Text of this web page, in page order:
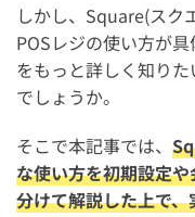
しかし、Square(スク
POSレジの使い方が
をもっと詳しく知り
でしょうか。
そこで本記事では、
な使い方を初期設定
分けて解説した上で